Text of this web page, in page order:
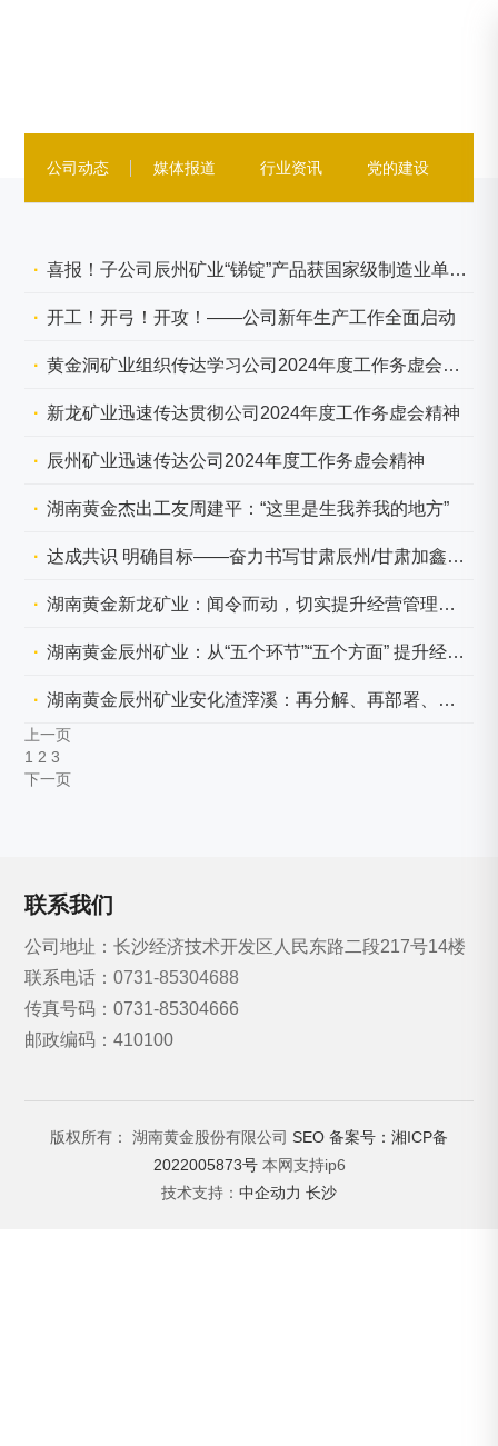
公司动态 媒体报道 行业资讯 党的建设
喜报！子公司辰州矿业“锑锭”产品获国家级制造业单项冠军
开工！开弓！开攻！——公司新年生产工作全面启动
黄金洞矿业组织传达学习公司2024年度工作务虚会精神
新龙矿业迅速传达贯彻公司2024年度工作务虚会精神
辰州矿业迅速传达公司2024年度工作务虚会精神
湖南黄金杰出工友周建平：“这里是生我养我的地方”
达成共识 明确目标——奋力书写甘肃辰州/甘肃加鑫未来发展新篇章
湖南黄金新龙矿业：闻令而动，切实提升经营管理工作水平
湖南黄金辰州矿业：从“五个环节”“五个方面” 提升经营购销工作水平
湖南黄金辰州矿业安化渣滓溪：再分解、再部署、抓落实
上一页
1 2 3
下一页
联系我们
公司地址：长沙经济技术开发区人民东路二段217号14楼
联系电话：0731-85304688
传真号码：0731-85304666
邮政编码：410100
版权所有： 湖南黄金股份有限公司 SEO 备案号：湘ICP备
2022005873号本网支持ip6
技术支持： 中企动力 长沙